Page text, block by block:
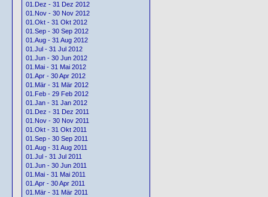
01.Dez - 31 Dez 2012
01.Nov - 30 Nov 2012
01.Okt - 31 Okt 2012
01.Sep - 30 Sep 2012
01.Aug - 31 Aug 2012
01.Jul - 31 Jul 2012
01.Jun - 30 Jun 2012
01.Mai - 31 Mai 2012
01.Apr - 30 Apr 2012
01.Mär - 31 Mär 2012
01.Feb - 29 Feb 2012
01.Jan - 31 Jan 2012
01.Dez - 31 Dez 2011
01.Nov - 30 Nov 2011
01.Okt - 31 Okt 2011
01.Sep - 30 Sep 2011
01.Aug - 31 Aug 2011
01.Jul - 31 Jul 2011
01.Jun - 30 Jun 2011
01.Mai - 31 Mai 2011
01.Apr - 30 Apr 2011
01.Mär - 31 Mär 2011